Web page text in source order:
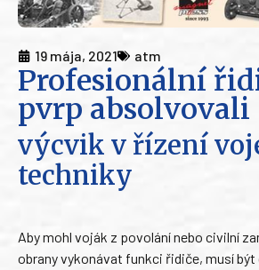
19 mája, 2021 atm
Profesionální
pvrp absolvovali
výcvik v řízení
techniky
Aby mohl voják z povolání nebo civilní
obrany vykonávat funkci řidiče, musí být